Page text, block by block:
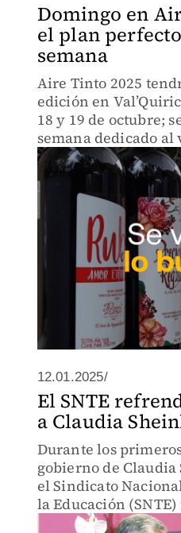
Domingo en
el plan
semana
Aire Tinto 2025
edición en
18 y 19 de octubre;
semana dedicado al
12.01.2025/
El SNTE
a Claudia
Durante los
gobierno de
el Sindicato
la Educación
al liderazgo de la